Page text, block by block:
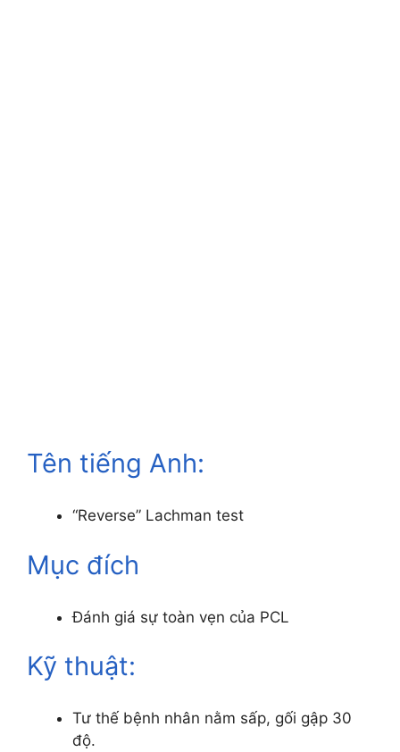
Tên tiếng Anh:
“Reverse” Lachman test
Mục đích
Đánh giá sự toàn vẹn của PCL
Kỹ thuật:
Tư thế bệnh nhân nằm sấp, gối gập 30
độ.